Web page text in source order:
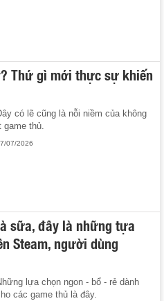
Thứ gì mới thực sự khiến
có lẽ cũng là nỗi niềm của không
game thủ.
07/2026
sữa, đây là những tựa
Steam, người dùng
lựa chọn ngon - bổ - rẻ dành
các game thủ là đây.